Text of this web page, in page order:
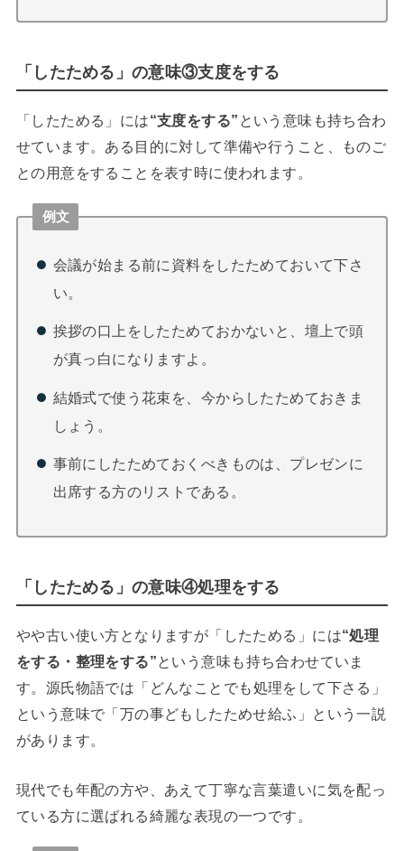
「したためる」の意味③支度をする
「したためる」には“支度をする” という意味も持ち合わ
せています。ある目的に対して準備や行うこと、ものご
との用意をすることを表す時に使われます。
例文
会議が始まる前に資料をしたためておいて下さ
い。
挨拶の口上をしたためておかないと、壇上で頭
が真っ白になりますよ。
結婚式で使う花束を、今からしたためておきま
しょう。
事前にしたためておくべきものは、プレゼンに
出席する方のリストである。
「したためる」の意味④処理をする
やや古い使い方となりますが「したためる」には“処理
をする・整理をする”という意味も持ち合わせていま
す。 源氏物語では「どんなことでも処理をして下さる」
という意味で「万の事どもしたためせ給ふ」という一説
があります。
現代でも年配の方や、あえて丁寧な言葉遣いに気を配っ
ている方に選ばれる綺麗な表現の一つです。